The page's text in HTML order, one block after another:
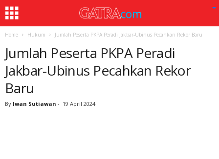
Home Hukum Jumlah Peserta PKPA Peradi Jakbar-Ubinus Pecahkan Rekor Baru
Jumlah Peserta PKPA Peradi
Jakbar-Ubinus Pecahkan Rekor
Baru
By Iwan Sutiawan - 19 April 2024